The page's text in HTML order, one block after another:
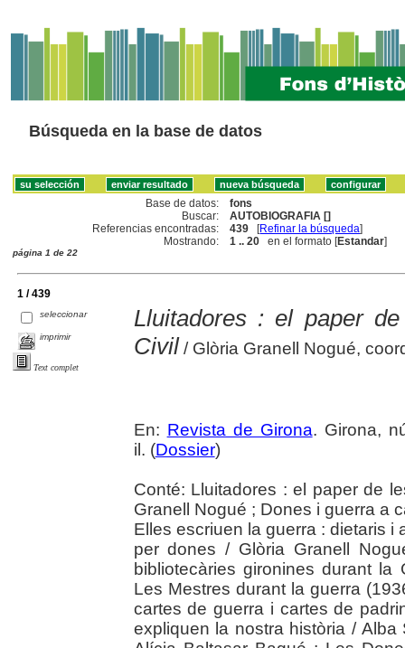
Búsqueda en la base de datos
Base de datos:
fons
Buscar:
AUTOBIOGRAFIA []
Referencias encontradas:
439 [Refinar la búsqueda]
Mostrando:
1 .. 20 en el formato [Estandar]
página 1 de 22
1 / 439
seleccionar
imprimir
Text complet
Lluitadores : el paper
Civil/ Glòria Granell Nogué,
En: Revista de Girona. Girona,
il. (Dossier)
Conté: Lluitadores : el paper de
Granell Nogué ; Dones i guerra a
Elles escriuen la guerra : dietaris i
per dones / Glòria Granell
bibliotecàries gironines durant
Les Mestres durant la guerra
cartes de guerra i cartes de
expliquen la nostra història /